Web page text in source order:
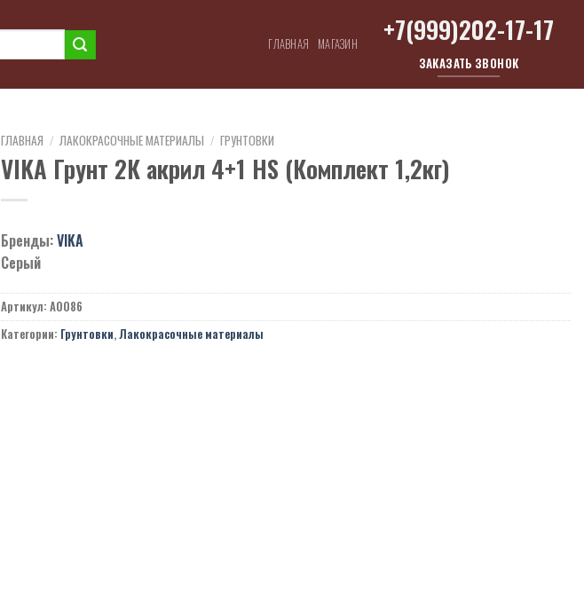
ГЛАВНАЯ МАГАЗИН +7(999)202-17-17
ЗАКАЗАТЬ ЗВОНОК
ГЛАВНАЯ / ЛАКОКРАСОЧНЫЕ МАТЕРИАЛЫ / ГРУНТОВКИ
VIKA Грунт 2К акрил 4+1 HS (Комплект 1,2кг)
Бренды:VIKA
Серый
Артикул: A0086
Категории: Грунтовки,Лакокрасочные материалы